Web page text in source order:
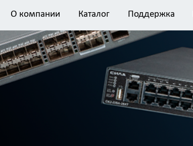
О компании Каталог Поддержка